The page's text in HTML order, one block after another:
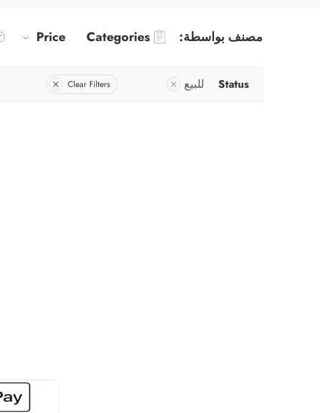
مصنف بواسطة: Categories
Price
Status للبيع Clear Filters